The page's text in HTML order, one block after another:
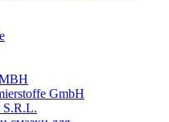
GmbH
S.R.L.